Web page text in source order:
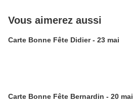
Vous aimerez aussi
Carte Bonne Fête Didier - 23 mai
Carte Bonne Fête Bernardin - 20 mai